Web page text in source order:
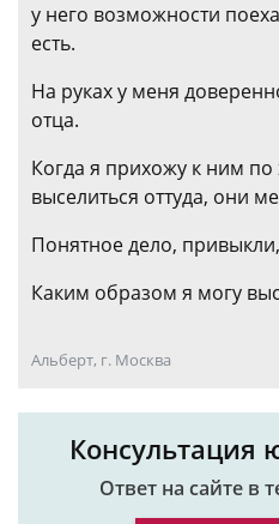
у него возможности
есть.
На руках у меня
отца.
Когда я прихожу к ним
выселиться оттуда, они
Понятное дело,
Каким образом я могу
Альберт, г. Москва
Консультация
Ответ на сайте в